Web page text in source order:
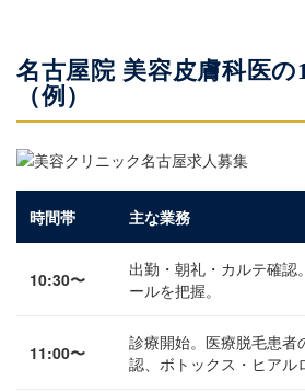
名古屋院 美容皮膚科医の
（例）
時間帯 主な業務
10:30〜
出勤・朝礼・カルテ確認
ールを把握。
11:00〜
診療開始。医療脱毛患者
認、ボトックス・ヒアル